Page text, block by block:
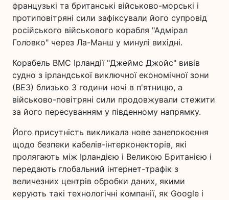
французькі та британські військово-морські і
протиповітряні сили зафіксували його супровід
російського військового корабля "Адмірал
Головко" через Ла-Манш у минулі вихідні.
Корабель ВМС Ірландії "Джеймс Джойс" вивів
судно з ірландської виключної економічної зони
(ВЕЗ) близько 3 години ночі в п'ятницю, а
військово-повітряні сили продовжували стежити
за його пересуванням у південному напрямку.
Його присутність викликала нове занепокоєння
щодо безпеки кабелів-інтерконекторів, які
пролягають між Ірландією і Великою Британією і
передають глобальний інтернет-трафік з
величезних центрів обробки даних, якими
керують такі технологічні компанії, як Google і